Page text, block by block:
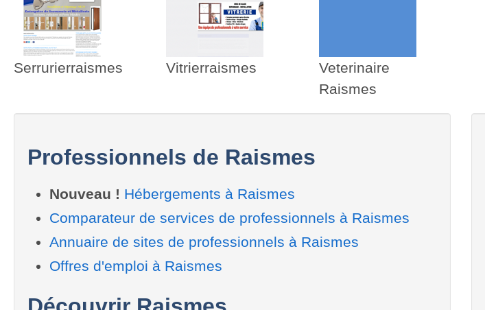
Serrurierraismes Vitrierraismes
Veterinaire
Raismes
Professionnels de Raismes
Nouveau ! Hébergements à Raismes
Comparateur de services de professionnels à Raismes
Annuaire de sites de professionnels à Raismes
Offres d'emploi à Raismes